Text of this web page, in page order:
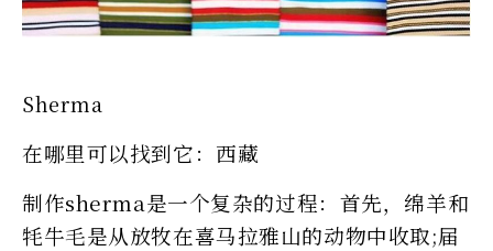
Sherma
在哪里可以找到它：西藏
制作sherma是一个复杂的过程：首先，绵羊和
牦牛毛是从放牧在喜马拉雅山的动物中收取;届